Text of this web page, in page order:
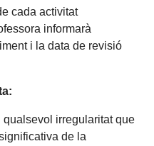
cada activitat
informarà
i la data de revisió
qualsevol irregularitat que
de la